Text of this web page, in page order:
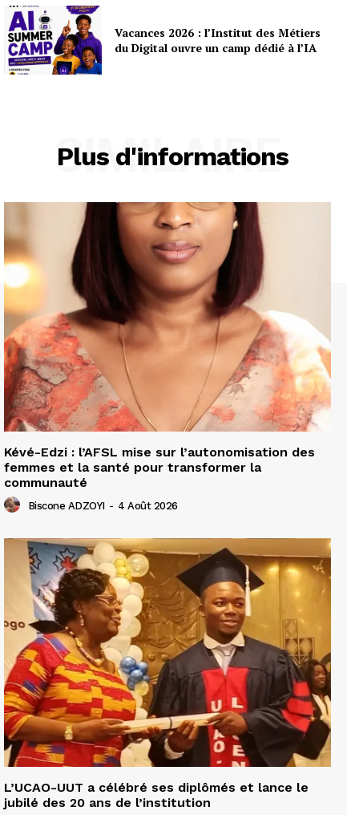
Vacances 2026 : l’Institut des Métiers
du Digital ouvre un camp dédié à l’IA
Plus d'informations
SIMILAIRE
Kévé-Edzi : l’AFSL mise sur l’autonomisation des
femmes et la santé pour transformer la
communauté
Biscone ADZOYI - 4 Août 2026
L’UCAO-UUT a célébré ses diplômés et lance le
jubilé des 20 ans de l’institution